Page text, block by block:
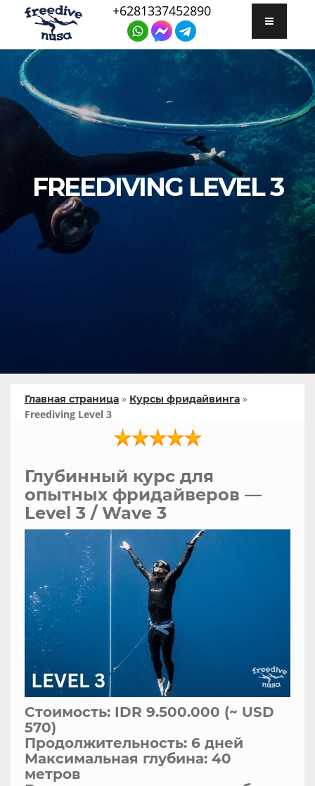
+6281337452890
FREEDIVING LEVEL 3
Главная страница » Курсы фридайвинга »
Freediving Level 3
Глубинный курс для
опытных фридайверов —
Level 3 / Wave 3
Стоимость: IDR 9.500.000 (~ USD
570)
Продолжительность: 6 дней
Максимальная глубина: 40
метров